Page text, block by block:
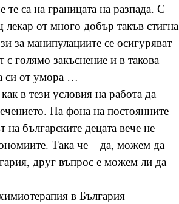
те са на границата на разпада. С
от много добър такъв стигна
за манипулациите се осигуряват
голямо закъснение и в такова
си от умора …
в тези условия на работа да
На фона на постоянните
българските децата вече не
Така че – да, можем да
друг въпрос е можем ли да
в България